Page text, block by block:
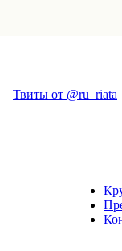
Твиты от @ru_riata